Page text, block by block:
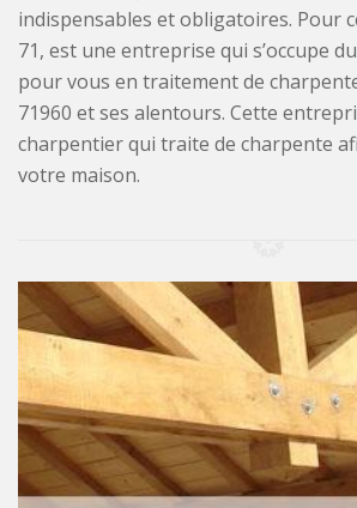
indispensables et obligatoires. Pour
71, est une entreprise qui s’occupe
pour vous en traitement de
71960 et ses alentours. Cette
charpentier qui traite de charpente
votre maison.